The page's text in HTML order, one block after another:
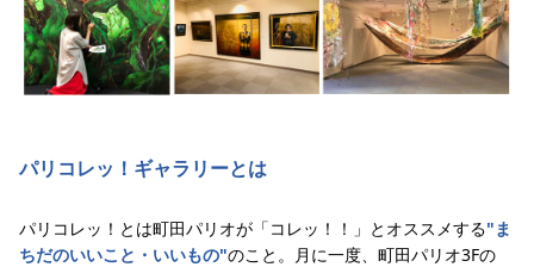
パリコレッ！ギャラリーとは
パリコレッ！とは町田パリオが「コレッ！！」とオススメする"ま
ちだのいいこと・いいもの"のこと。月に一度、町田パリオ3Fの